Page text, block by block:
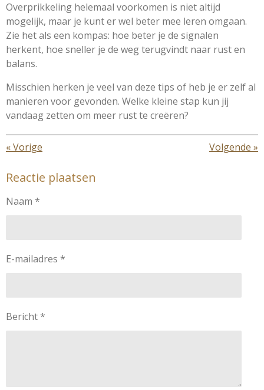
Overprikkeling helemaal voorkomen is niet altijd
mogelijk, maar je kunt er wel beter mee leren omgaan.
Zie het als een kompas: hoe beter je de signalen
herkent, hoe sneller je de weg terugvindt naar rust en
balans.
Misschien herken je veel van deze tips of heb je er zelf al
manieren voor gevonden. Welke kleine stap kun jij
vandaag zetten om meer rust te creëren?
«Vorige Volgende »
Reactie plaatsen
Naam *
E-mailadres *
Bericht *